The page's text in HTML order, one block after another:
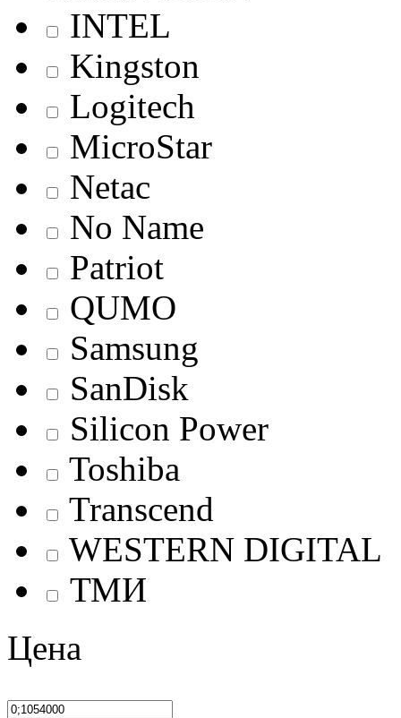
INTEL
Kingston
Logitech
MicroStar
Netac
No Name
Patriot
QUMO
Samsung
SanDisk
Silicon Power
Toshiba
Transcend
WESTERN DIGITAL
ТМИ
Цена